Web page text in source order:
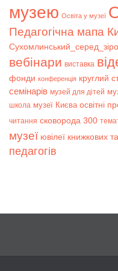
музею Освіта у музеї
Педагогічна мапа
вебінари виставка
фонди конференція круглий
семінарів музей для дітей
школа музеї Києва освітні
читання сковорода 300
музеї ювілеї книжкових
педагогів